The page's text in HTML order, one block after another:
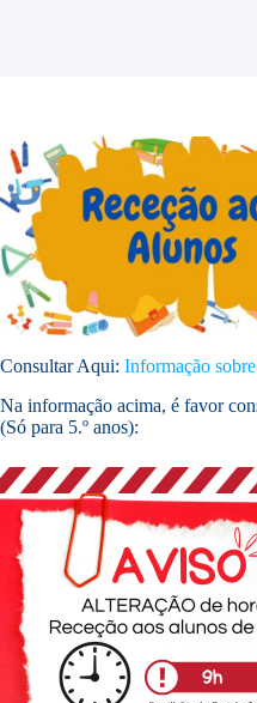
Consultar Aqui: Informação
Na informação acima, é favor
(Só para 5.º anos):